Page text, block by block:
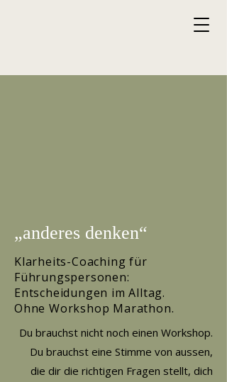
„anderes denken“
Klarheits-Coaching für
Führungspersonen:
Entscheidungen im Alltag.
Ohne Workshop Marathon.
Du brauchst nicht noch einen Workshop.
Du brauchst eine Stimme von aussen,
die dir die richtigen Fragen stellt, dich